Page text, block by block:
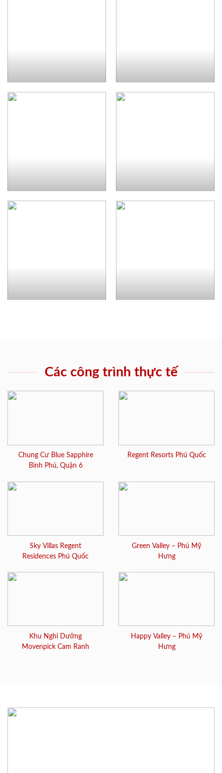
Các công trình thực tế
Chung Cư Blue Sapphire
Bình Phú, Quận 6
Regent Resorts Phú Quốc
Sky Villas Regent
Residences Phú Quốc
Green Valley – Phú Mỹ
Hưng
Khu Nghỉ Dưỡng
Movenpick Cam Ranh
Happy Valley – Phú Mỹ
Hưng